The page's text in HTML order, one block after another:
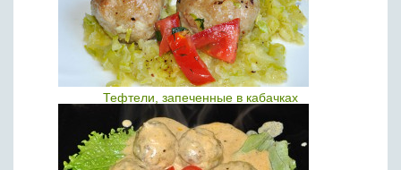
Тефтели, запеченные в кабачках